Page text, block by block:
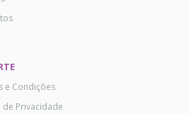
e Condições
de Privacidade